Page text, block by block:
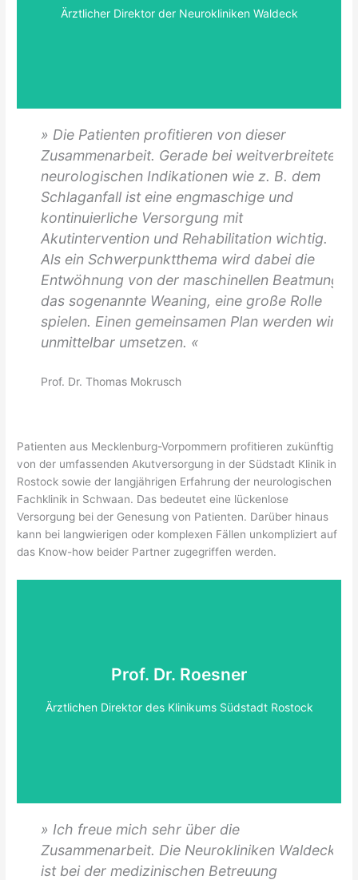
Ärztlicher Direktor der Neurokliniken Waldeck
» Die Patienten profitieren von dieser
Zusammenarbeit. Gerade bei weitverbreiteten
neurologischen Indikationen wie z. B. dem
Schlaganfall ist eine engmaschige und
kontinuierliche Versorgung mit
Akutintervention und Rehabilitation wichtig.
Als ein Schwerpunktthema wird dabei die
Entwöhnung von der maschinellen Beatmung,
das sogenannte Weaning, eine große Rolle
spielen. Einen gemeinsamen Plan werden wir
unmittelbar umsetzen. «
Prof. Dr. Thomas Mokrusch
Patienten aus Mecklenburg-Vorpommern profitieren zukünftig
von der umfassenden Akutversorgung in der Südstadt Klinik in
Rostock sowie der langjährigen Erfahrung der neurologischen
Fachklinik in Schwaan. Das bedeutet eine lückenlose
Versorgung bei der Genesung von Patienten. Darüber hinaus
kann bei langwierigen oder komplexen Fällen unkompliziert auf
das Know-how beider Partner zugegriffen werden.
Prof. Dr. Roesner
Ärztlichen Direktor des Klinikums Südstadt Rostock
» Ich freue mich sehr über die
Zusammenarbeit. Die Neurokliniken Waldeck
ist bei der medizinischen Betreuung